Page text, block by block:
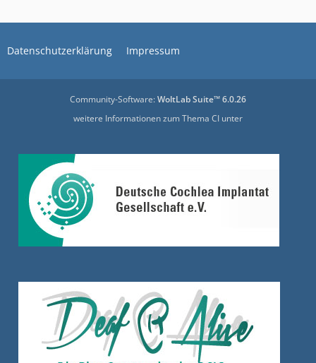
Datenschutzerklärung Impressum
Community-Software:WoltLab Suite™ 6.0.26
weitere Informationen zum Thema CI unter